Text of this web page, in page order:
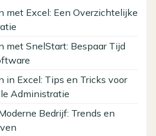
met Excel: Een Overzichtelijke
met SnelStart: Bespaar Tijd
in Excel: Tips en Tricks voor
Administratie
Bedrijf: Trends en